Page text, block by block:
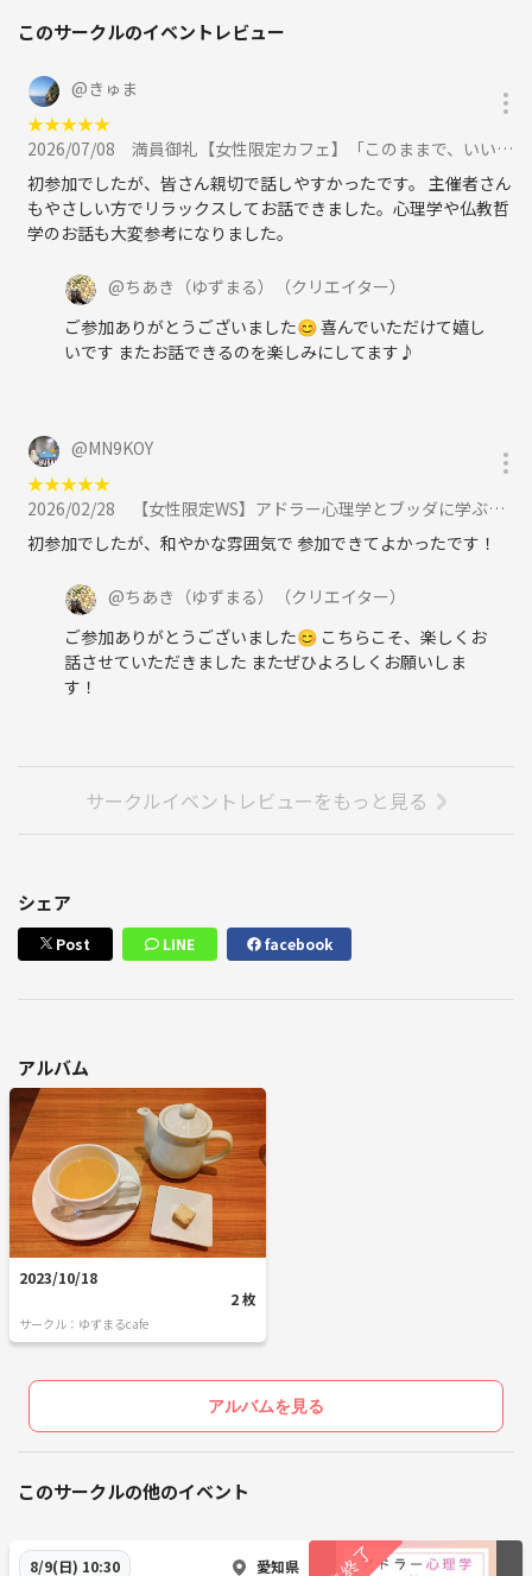
このサークルのイベントレビュー
@きゅま
★★★★★
2026/07/08
満員御礼【女性限定カフェ】「このままで、いいのかな?」と感じるあなたへ。“私の生きる意味”を知る、やさしい哲学に参加
初参加でしたが、皆さん親切で話しやすかったです。 主催者さん
もやさしい方でリラックスしてお話できました。心理学や仏教哲
学のお話も大変参考になりました。
@ちあき（ゆずまる）
（クリエイター）
ご参加ありがとうございました😊 喜んでいただけて嬉し
いです またお話できるのを楽しみにしてます♪
@MN9KOY
★★★★★
2026/02/28
【女性限定WS】アドラー心理学とブッダに学ぶ～“不健全な劣等感”を克服する方法に参加
初参加でしたが、和やかな雰囲気で 参加できてよかったです！
@ちあき（ゆずまる）
（クリエイター）
ご参加ありがとうございました😊 こちらこそ、楽しくお
話させていただきました またぜひよろしくお願いしま
す！
サークルイベントレビューをもっと見る
シェア
Post LINE facebook
アルバム
2023/10/18
2 枚
サークル：ゆずまるcafe
アルバムを見る
このサークルの他のイベント
8/9(日) 10:30 愛知県